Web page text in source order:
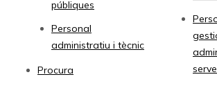
públiques
Personal
administratiu i tècnic
Procura